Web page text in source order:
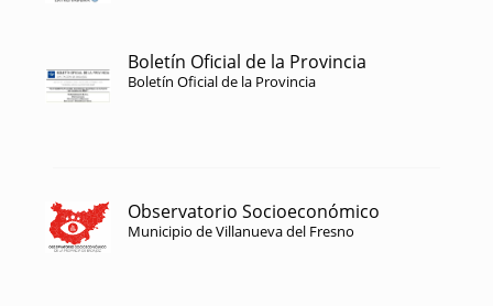
Boletín Oficial de la Provincia
Boletín Oficial de la Provincia
Observatorio Socioeconómico
Municipio de Villanueva del Fresno